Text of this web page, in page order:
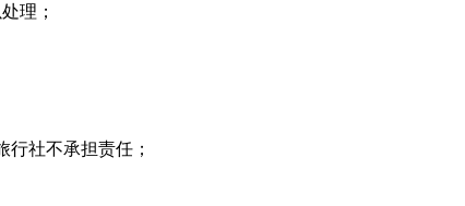
理；
行社不承担责任；